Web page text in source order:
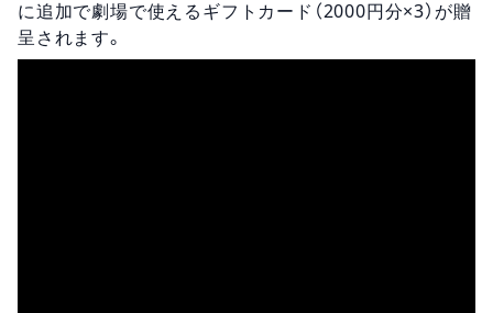
に追加で劇場で使えるギフトカード（2000円分×3）が贈
呈されます。